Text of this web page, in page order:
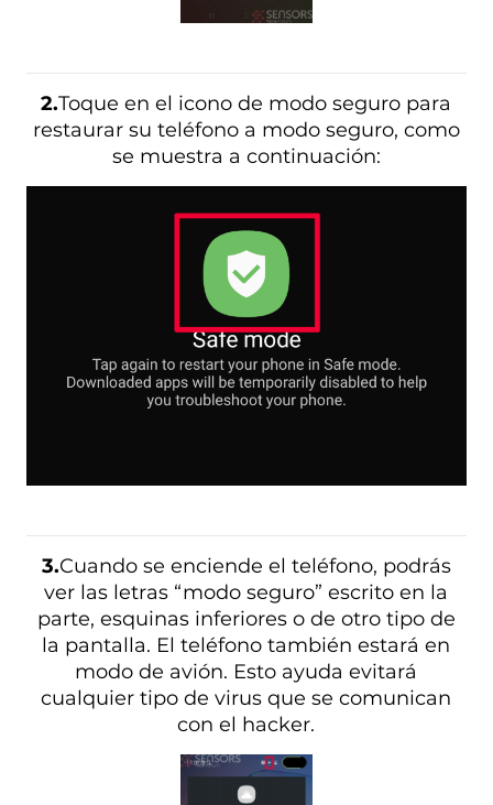
2.Toque en el icono de modo seguro para
restaurar su teléfono a modo seguro, como
se muestra a continuación:
3.Cuando se enciende el teléfono, podrás
ver las letras “modo seguro” escrito en la
parte, esquinas inferiores o de otro tipo de
la pantalla. El teléfono también estará en
modo de avión. Esto ayuda evitará
cualquier tipo de virus que se comunican
con el hacker.